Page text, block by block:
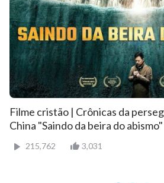
Filme cristão | Crônicas da
China "Saindo da beira do abismo"
215,762 3,031